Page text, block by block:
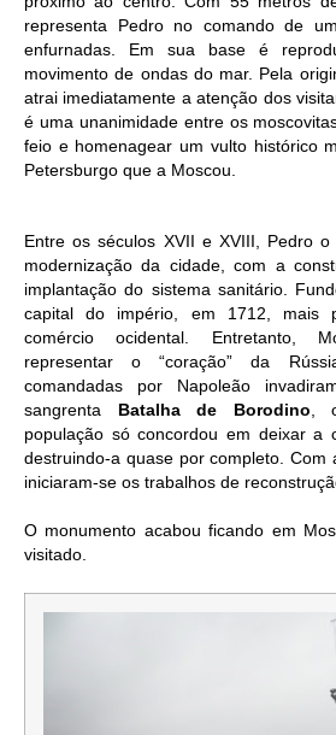
representa Pedro no comando de
enfurnadas. Em sua base é
movimento de ondas do mar. Pela
atrai imediatamente a atenção dos
é uma unanimidade entre os
feio e homenagear um vulto histórico
Petersburgo que a Moscou.
Entre os séculos XVII e XVIII, Pedro
modernização da cidade, com a
implantação do sistema sanitário.
capital do império, em 1712, mais
comércio ocidental. Entretanto,
representar o “coração” da
comandadas por Napoleão
sangrenta Batalha de Borodino,
população só concordou em deixar a
destruindo-a quase por completo. Com
iniciaram-se os trabalhos de
O monumento acabou ficando em
visitado.